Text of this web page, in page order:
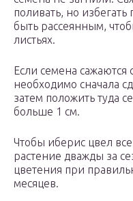
поливать, но
быть рассеянным,
листьях.
Если семена сажаются
необходимо сначала
затем положить туда
больше 1 см.
Чтобы иберис цвел
растение дважды за
цветения при
месяцев.